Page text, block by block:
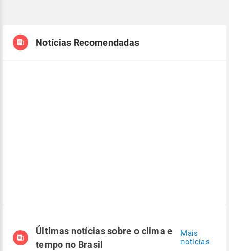
Notícias Recomendadas
Últimas notícias sobre o clima e
tempo no Brasil
Mais
notícias